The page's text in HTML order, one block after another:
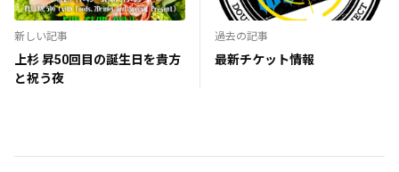
新しい記事
上杉 昇50回目の誕生日を貴方
と祝う夜
過去の記事
最新チケット情報